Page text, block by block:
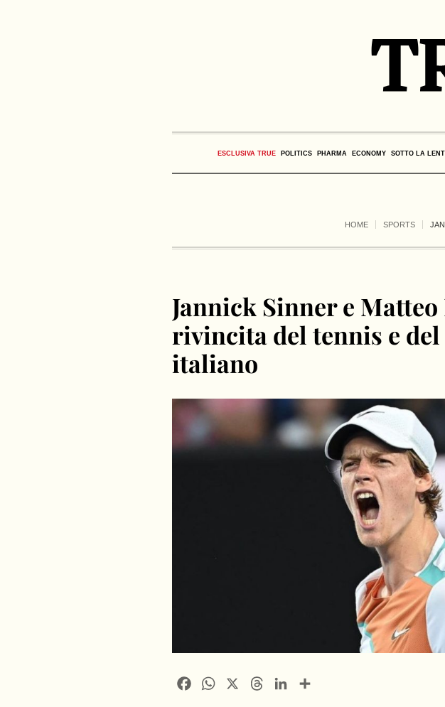
ESCLUSIVA TRUE POLITICS PHARMA ECONOMY SOTTO LA
HOME SPORTS
Jannick Sinner e
rivincita del tennis e
italiano
FacebookWhatsApp ThreadsLinkedIn